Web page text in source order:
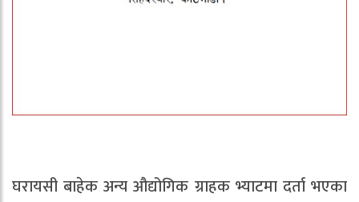
घरायसी बाहेक अन्य औद्योगिक ग्राहक भ्याटमा दर्ता भएका